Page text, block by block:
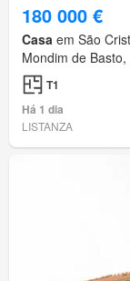
180 000 €
Casa em São
Mondim de
T1
Há 1 dia
LISTANZA